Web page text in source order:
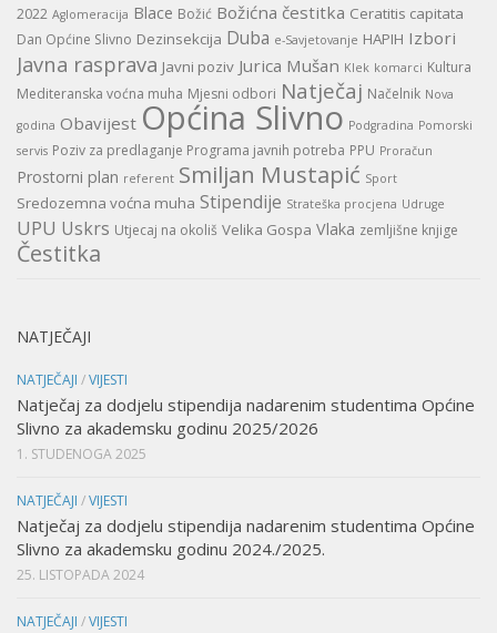
2022 Aglomeracija Blace Božić Božićna čestitka Ceratitis capitata
Dan Općine Slivno Dezinsekcija Duba e-Savjetovanje HAPIH Izbori
Javna rasprava Javni poziv Jurica Mušan Klek komarci Kultura
Mediteranska voćna muha Mjesni odbori Natječaj Načelnik Nova
godina Obavijest Općina Slivno Podgradina Pomorski
servis Poziv za predlaganje Programa javnih potreba PPU Proračun
Prostorni plan referent Smiljan Mustapić Sport
Sredozemna voćna muha Stipendije Strateška procjena Udruge
UPU Uskrs Utjecaj na okoliš Velika Gospa Vlaka zemljišne knjige
Čestitka
NATJEČAJI
NATJEČAJI /VIJESTI
Natječaj za dodjelu stipendija nadarenim studentima Općine
Slivno za akademsku godinu 2025/2026
1. STUDENOGA 2025
NATJEČAJI /VIJESTI
Natječaj za dodjelu stipendija nadarenim studentima Općine
Slivno za akademsku godinu 2024./2025.
25. LISTOPADA 2024
NATJEČAJI /VIJESTI